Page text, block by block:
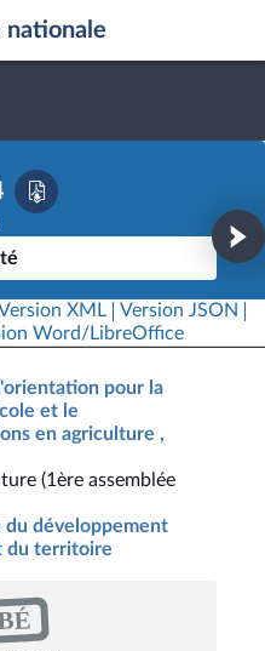
nationale
XML
Version JSON
Word/LibreOffice
pour la
et le
en agriculture ,
(1ère assemblée
du développement
du territoire